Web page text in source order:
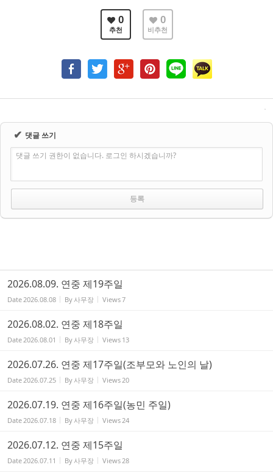
0
추천
0
비추천
✔ 댓글 쓰기
댓글 쓰기 권한이 없습니다. 로그인 하시겠습니까?
2026.08.09. 연중 제19주일
Date2026.08.08 By 사무장 Views7
2026.08.02. 연중 제18주일
Date2026.08.01 By 사무장 Views 13
2026.07.26. 연중 제17주일(조부모와 노인의 날)
Date2026.07.25 By 사무장 Views20
2026.07.19. 연중 제16주일(농민 주일)
Date2026.07.18 By 사무장 Views24
2026.07.12. 연중 제15주일
Date2026.07.11 By 사무장 Views28